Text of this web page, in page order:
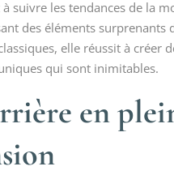
suivre les tendances de la
des éléments surprenants
elle réussit à créer
qui sont inimitables.
en